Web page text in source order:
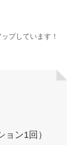
プしています！
ン1回）